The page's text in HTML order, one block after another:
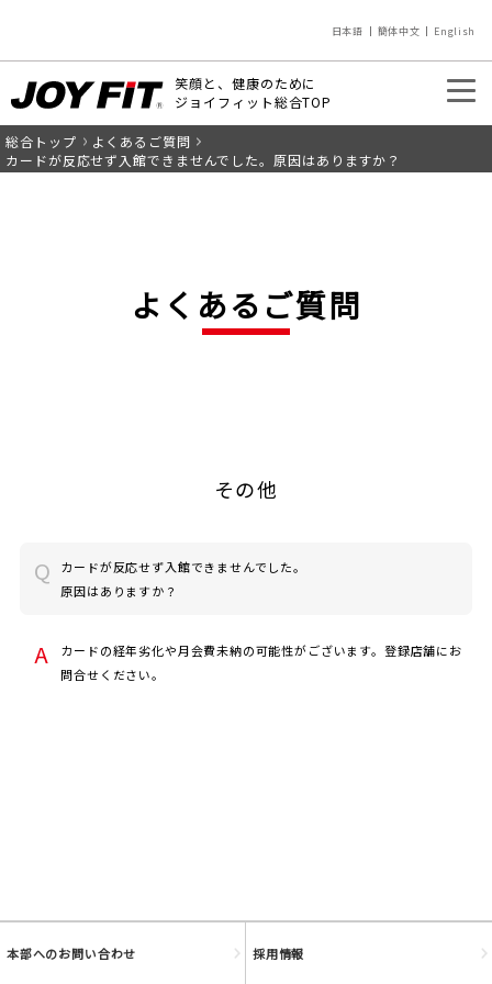
日本語 簡体中文 English
笑顔と、健康のために
ジョイフィット総合TOP
入会のご案内 店舗を探す
JOYFIT
総合トップ
よくあるご質問
カードが反応せず入館できませんでした。原因はありますか？
よくあるご質問
その他
カードが反応せず入館できませんでした。
原因はありますか？
カードの経年劣化や月会費未納の可能性がございます。登録店舗にお
問合せください。
本部へのお問い合わせ 採用情報